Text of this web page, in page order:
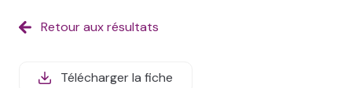
VENTES
MAIL
Retour aux résultats
Télécharger la fiche